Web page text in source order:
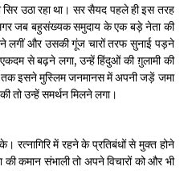
सिर उठा रहा था। सर सैयद पहले ही इस तरह
जब बहुसंख्यक समुदाय के एक बड़े नेता की
लगीं और उसकी गूंज चारों तरफ सुनाई पड़ने
से बढ़ने लगा, उन्हें हिंदुओं की ग़ुलामी की
इसने मुस्लिम जनमानस में अपनी जड़ें जमा
तो उन्हें समर्थन मिलने लगा।
रत्नागिरि में रहने के प्रतिबंधों से मुक्त होने
कमान संभाली तो अपने विचारों को और भी